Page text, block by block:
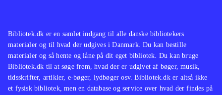
Bibliotek.dk er en samlet indgang til alle danske bibliotekers
materialer og til hvad der udgives i Danmark. Du kan bestille
materialer og så hente og låne på dit eget bibliotek. Du kan bruge
Bibliotek.dk til at søge frem, hvad der er udgivet af bøger, musik,
tidsskrifter, artikler, e-bøger, lydbøger osv. Bibliotek.dk er altså ikke
et fysisk bibliotek, men en database og service over hvad der findes på